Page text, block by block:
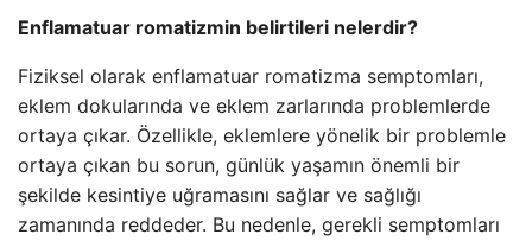
Enflamatuar romatizmin belirtileri nelerdir?
Fiziksel olarak enflamatuar romatizma semptomları,
eklem dokularında ve eklem zarlarında problemlerde
ortaya çıkar. Özellikle, eklemlere yönelik bir problemle
ortaya çıkan bu sorun, günlük yaşamın önemli bir
şekilde kesintiye uğramasını sağlar ve sağlığı
zamanında reddeder. Bu nedenle, gerekli semptomları